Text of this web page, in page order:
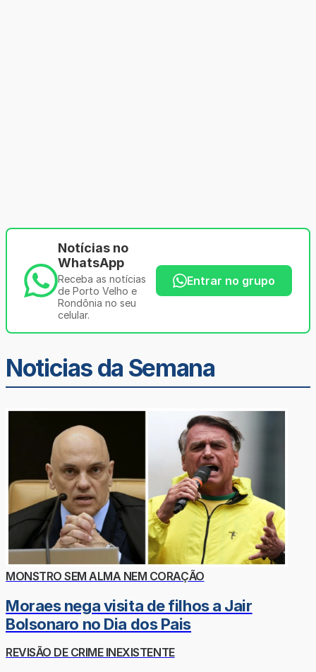
Notícias no
WhatsApp
Receba as notícias
de Porto Velho e
Rondônia no seu
celular.
Entrar no grupo
Noticias da Semana
MONSTRO SEM ALMA NEM CORAÇÃO
Moraes nega visita de filhos a Jair
Bolsonaro no Dia dos Pais
REVISÃO DE CRIME INEXISTENTE